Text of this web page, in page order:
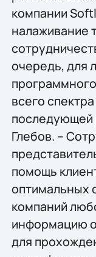
компании
налаживание
очередь, для
всего
последующей
Глебов. –
помощь
оптимальных
компаний
информацию
для